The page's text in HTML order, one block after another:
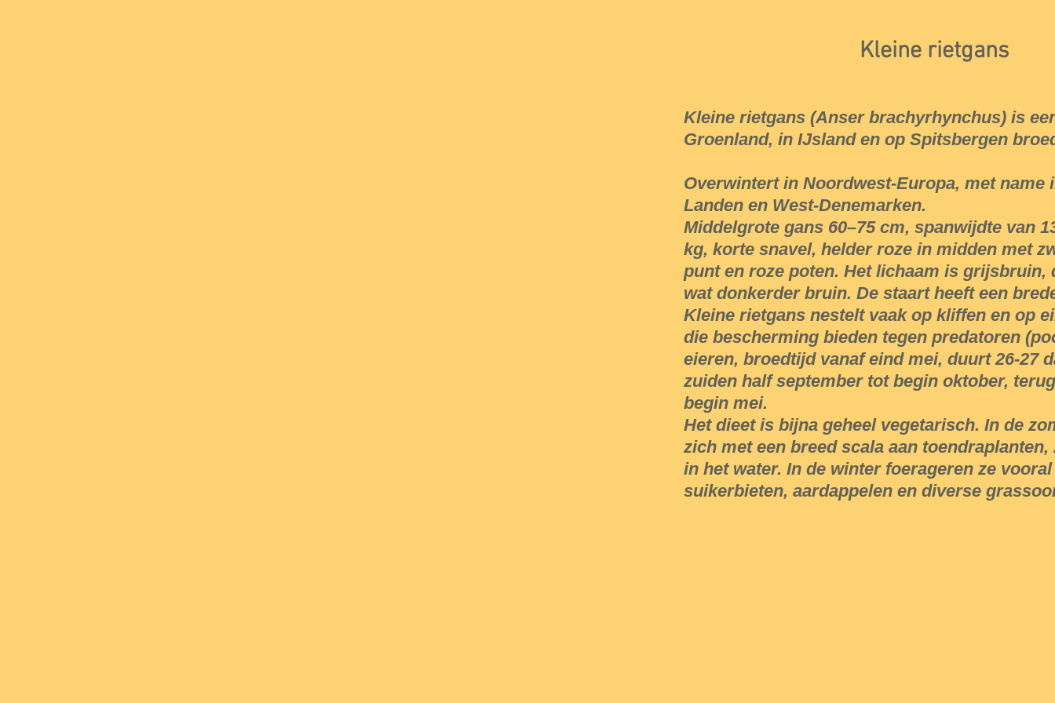
Kleine rietgans
Kleine rietgans (Anser brachyrhynchus) is
Groenland, in IJsland en op Spitsbergen
Overwintert in Noordwest-Europa, met name
Landen en West-Denemarken.
Middelgrote gans 60–75 cm, spanwijdte van
kg, korte snavel, helder roze in midden met
punt en roze poten. Het lichaam is grijsbruin,
wat donkerder bruin. De staart heeft een
Kleine rietgans nestelt vaak op kliffen en op
die bescherming bieden tegen predatoren
eieren, broedtijd vanaf eind mei, duurt 26-27
zuiden half september tot begin oktober,
begin mei.
Het dieet is bijna geheel vegetarisch. In de
zich met een breed scala aan
in het water. In de winter foerageren ze
suikerbieten, aardappelen en diverse